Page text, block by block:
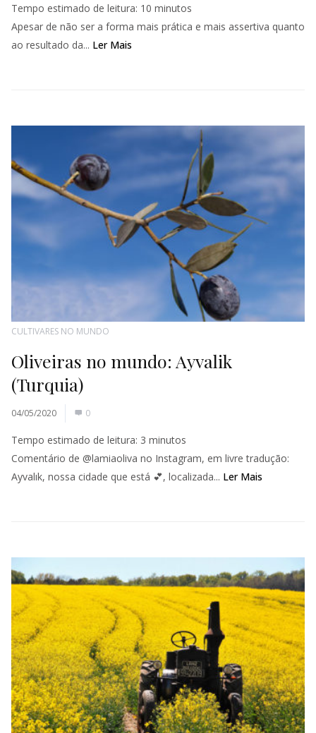
Tempo estimado de leitura: 10 minutos
Apesar de não ser a forma mais prática e mais assertiva quanto
ao resultado da... Ler Mais
CULTIVARES NO MUNDO
Oliveiras no mundo: Ayvalik
(Turquia)
04/05/2020 0
Tempo estimado de leitura: 3 minutos
Comentário de @lamiaoliva no Instagram, em livre tradução:
Ayvalık, nossa cidade que está 💕, localizada... Ler Mais